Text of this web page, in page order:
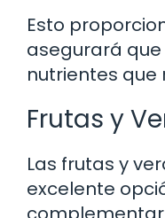
Esto
asegurará
nutrientes que
Frutas y
Las frutas y
excelente